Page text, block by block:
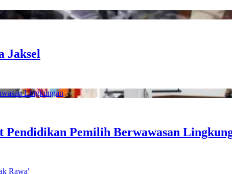
Jaksel
Pemilih Berwawasan